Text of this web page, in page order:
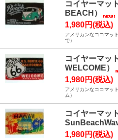
コイヤーマッ
BEACH）
1,980円(税込)
アメリカンなココマッ
で）
コイヤーマッ
WELCOME）
1,980円(税込)
アメリカンなココマッ
ム）
コイヤーマッ
1,980円(税込)